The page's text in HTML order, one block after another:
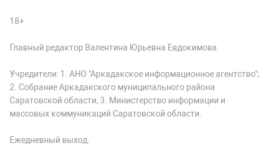
18+
Главный редактор Валентина Юрьевна Евдокимова.
Учредители: 1. АНО "Аркадакское информационное агентство";
2. Собрание Аркадакского муниципального района
Саратовской области; 3. Министерство информации и
массовых коммуникаций Саратовской области.
Ежедневный выход.